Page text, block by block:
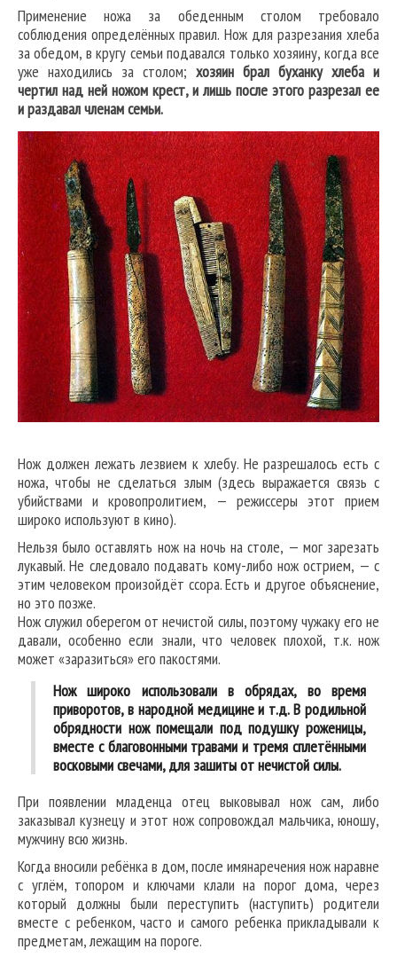
Применение ножа за обеденным столом требовало
соблюдения определённых правил. Нож для разрезания хлеба
за обедом, в кругу семьи подавался только хозяину, когда все
уже находились за столом; хозяин брал буханку хлеба и
чертил над ней ножом крест, и лишь после этого разрезал ее
и раздавал членам семьи.
Нож должен лежать лезвием к хлебу. Не разрешалось есть с
ножа, чтобы не сделаться злым (здесь выражается связь с
убийствами и кровопролитием, — режиссеры этот прием
широко используют в кино).
Нельзя было оставлять нож на ночь на столе, — мог зарезать
лукавый. Не следовало подавать кому-либо нож острием, — с
этим человеком произойдёт ссора. Есть и другое объяснение,
но это позже.
Нож служил оберегом от нечистой силы, поэтому чужаку его не
давали, особенно если знали, что человек плохой, т.к. нож
может «заразиться» его пакостями.
Нож широко использовали в обрядах, во время
приворотов, в народной медицине и т.д. В родильной
обрядности нож помещали под подушку роженицы,
вместе с благовонными травами и тремя сплетёнными
восковыми свечами, для зашиты от нечистой силы.
При появлении младенца отец выковывал нож сам, либо
заказывал кузнецу и этот нож сопровождал мальчика, юношу,
мужчину всю жизнь.
Когда вносили ребёнка в дом, после имянаречения нож наравне
с углём, топором и ключами клали на порог дома, через
который должны были переступить (наступить) родители
вместе с ребенком, часто и самого ребенка прикладывали к
предметам, лежащим на пороге.